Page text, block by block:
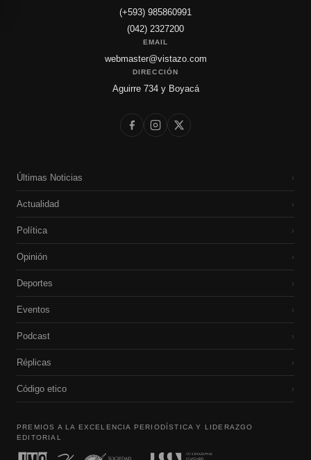
(+593) 985860991
(042) 2327200
EMAIL
webmaster@vistazo.com
DIRECCIÓN
Aguirre 734 y Boyacá
Últimas Noticias ›
Actualidad ›
Política ›
Opinión ›
Deportes ›
Eventos ›
Podcast ›
Réplicas ›
Código etico ›
PREMIOS A LA EXCELENCIA PERIODÍSTICA Y LIDERAZGO
EDITORIAL